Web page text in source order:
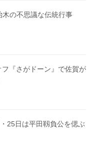
木の不思議な伝統行事
フ『さがドーン』で佐賀が
25日は平田靱負公を偲ぶ